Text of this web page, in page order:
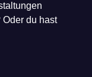
du hast